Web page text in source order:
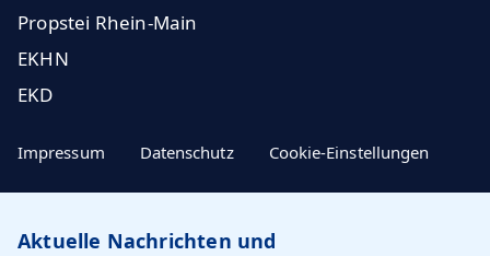
Propstei Rhein-Main
EKHN
EKD
Impressum Datenschutz Cookie-Einstellungen
Aktuelle Nachrichten und